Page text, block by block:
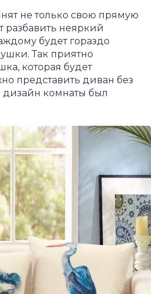
не только свою прямую
разбавить неяркий
будет гораздо
Так приятно
которая будет
представить диван без
дизайн комнаты был